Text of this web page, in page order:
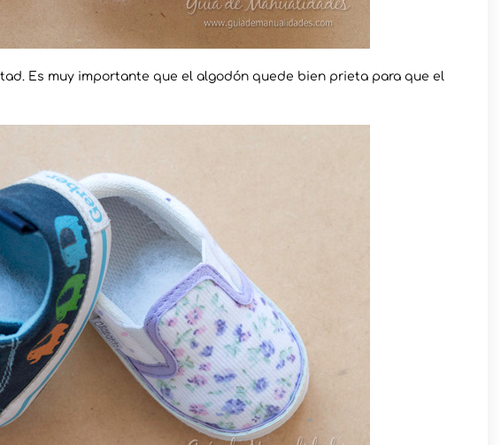
Es muy importante que el algodón quede bien prieta para que el